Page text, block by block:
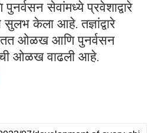
सेवांमध्ये प्रवेशाद्वारे
सुलभ केला आहे. तज्ञांद्वारे
ओळख आणि पुनर्वसन
ओळख वाढली आहे.